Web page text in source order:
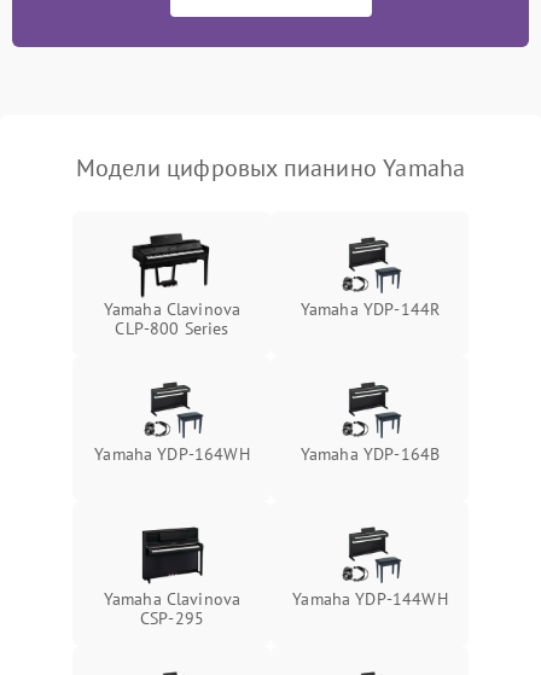
Модели цифровых пианино Yamaha
Yamaha Clavinova
CLP-800 Series
Yamaha YDP-144R
Yamaha YDP-164WH Yamaha YDP-164B
Yamaha Clavinova
CSP-295
Yamaha YDP-144WH